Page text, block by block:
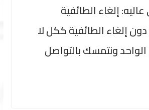
إلغاء الطائفية
إلغاء الطائفية ككل لا
ونتمسك بالتواصل